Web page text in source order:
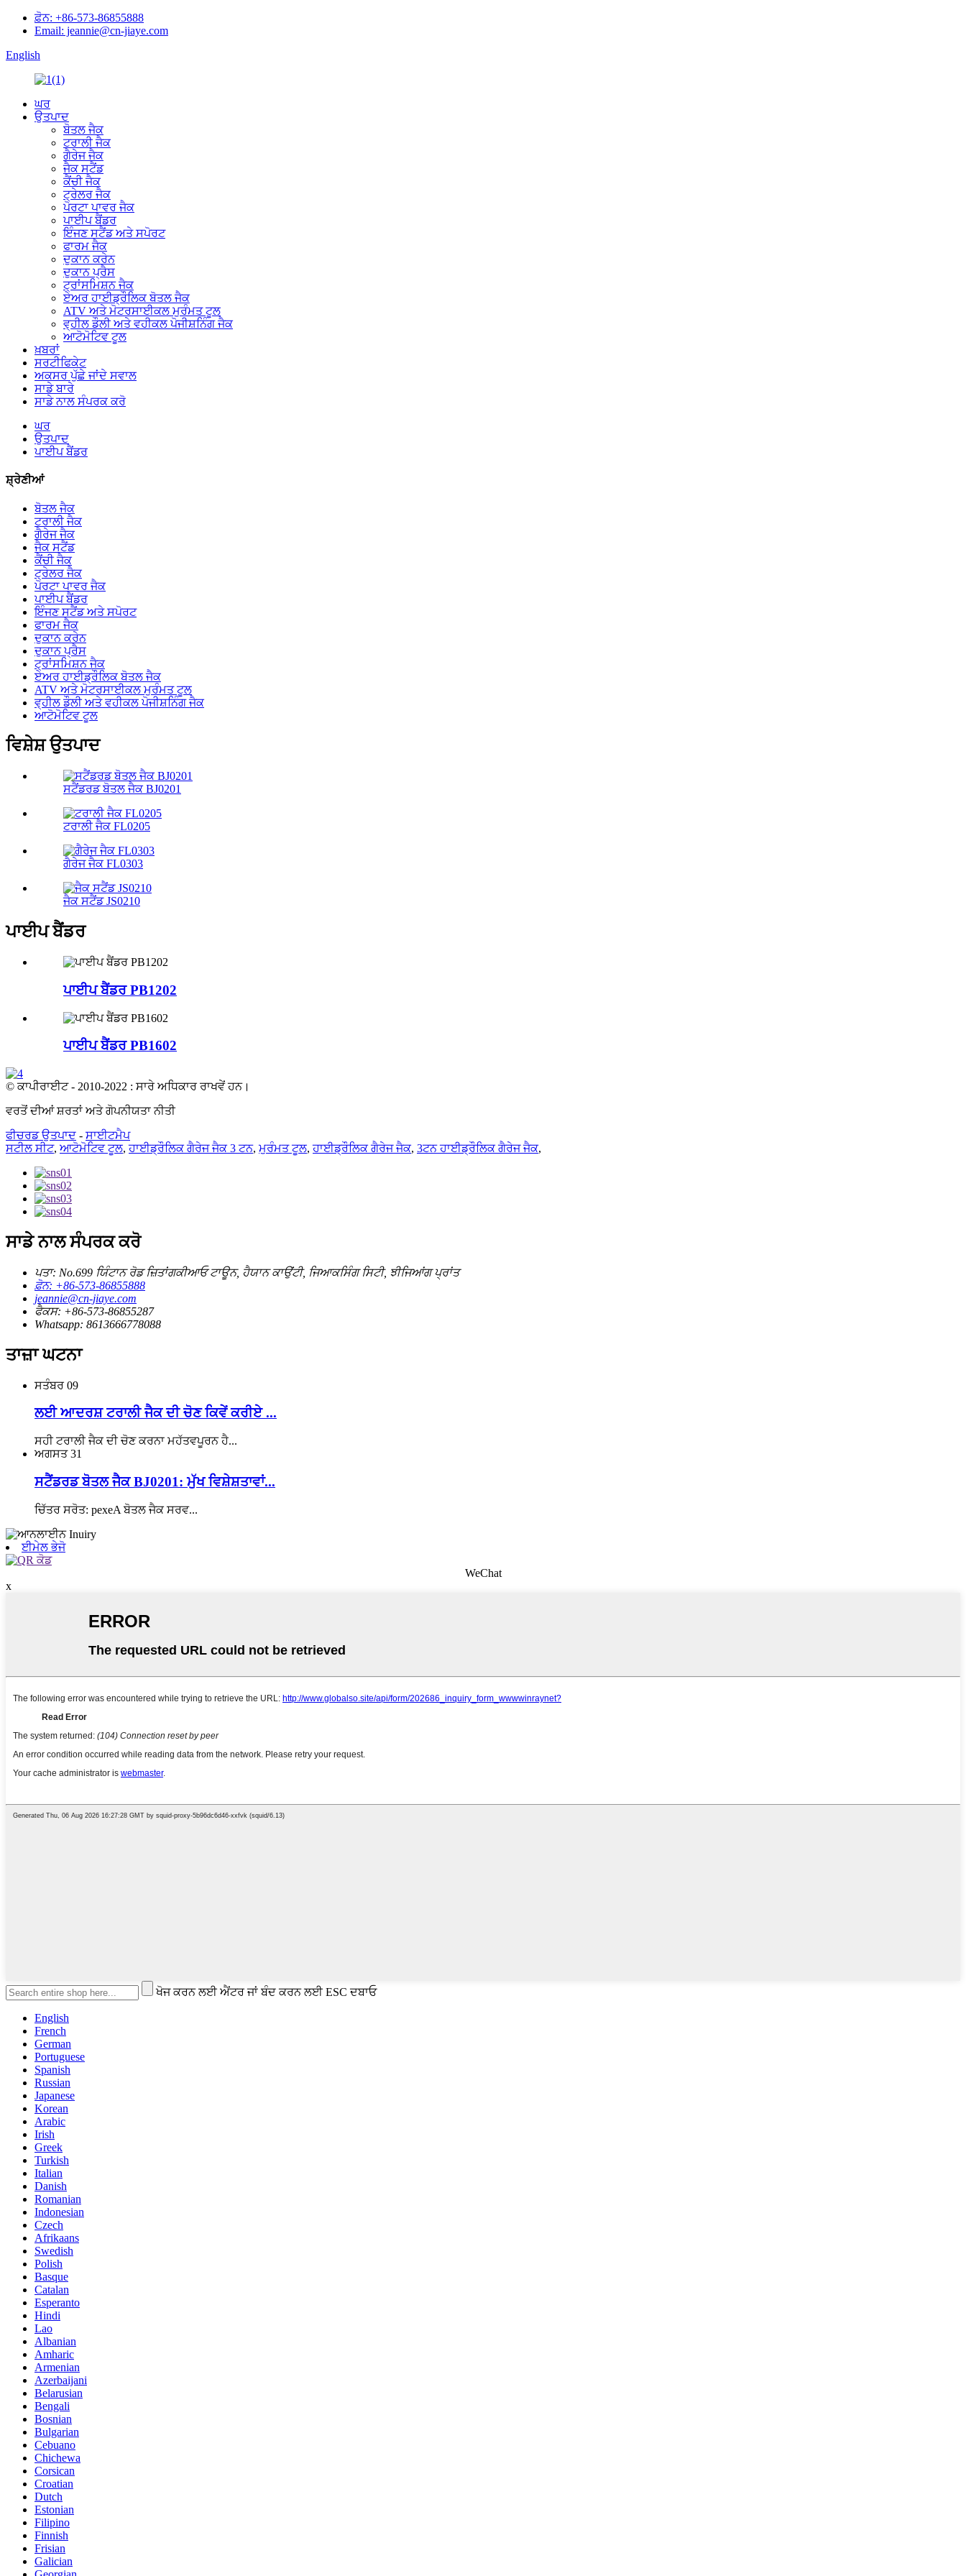
ਫ਼ੋਨ: +86-573-86855888
Email: jeannie@cn-jiaye.com
English
ਘਰ
ਉਤਪਾਦ
ਬੋਤਲ ਜੈਕ
ਟਰਾਲੀ ਜੈਕ
ਗੈਰੇਜ ਜੈਕ
ਜੈਕ ਸਟੈਂਡ
ਕੈਂਚੀ ਜੈਕ
ਟ੍ਰੇਲਰ ਜੈਕ
ਪੋਰਟਾ ਪਾਵਰ ਜੈਕ
ਪਾਈਪ ਬੈਂਡਰ
ਇੰਜਣ ਸਟੈਂਡ ਅਤੇ ਸਪੋਰਟ
ਫਾਰਮ ਜੈਕ
ਦੁਕਾਨ ਕਰੇਨ
ਦੁਕਾਨ ਪ੍ਰੈਸ
ਟ੍ਰਾਂਸਮਿਸ਼ਨ ਜੈਕ
ਏਅਰ ਹਾਈਡ੍ਰੌਲਿਕ ਬੋਤਲ ਜੈਕ
ATV ਅਤੇ ਮੋਟਰਸਾਈਕਲ ਮੁਰੰਮਤ ਟੂਲ
ਵ੍ਹੀਲ ਡੌਲੀ ਅਤੇ ਵਹੀਕਲ ਪੋਜੀਸ਼ਨਿੰਗ ਜੈਕ
ਆਟੋਮੋਟਿਵ ਟੂਲ
ਖ਼ਬਰਾਂ
ਸਰਟੀਫਿਕੇਟ
ਅਕਸਰ ਪੁੱਛੇ ਜਾਂਦੇ ਸਵਾਲ
ਸਾਡੇ ਬਾਰੇ
ਸਾਡੇ ਨਾਲ ਸੰਪਰਕ ਕਰੋ
ਘਰ
ਉਤਪਾਦ
ਪਾਈਪ ਬੈਂਡਰ
ਸ਼੍ਰੇਣੀਆਂ
ਬੋਤਲ ਜੈਕ
ਟਰਾਲੀ ਜੈਕ
ਗੈਰੇਜ ਜੈਕ
ਜੈਕ ਸਟੈਂਡ
ਕੈਂਚੀ ਜੈਕ
ਟ੍ਰੇਲਰ ਜੈਕ
ਪੋਰਟਾ ਪਾਵਰ ਜੈਕ
ਪਾਈਪ ਬੈਂਡਰ
ਇੰਜਣ ਸਟੈਂਡ ਅਤੇ ਸਪੋਰਟ
ਫਾਰਮ ਜੈਕ
ਦੁਕਾਨ ਕਰੇਨ
ਦੁਕਾਨ ਪ੍ਰੈਸ
ਟ੍ਰਾਂਸਮਿਸ਼ਨ ਜੈਕ
ਏਅਰ ਹਾਈਡ੍ਰੌਲਿਕ ਬੋਤਲ ਜੈਕ
ATV ਅਤੇ ਮੋਟਰਸਾਈਕਲ ਮੁਰੰਮਤ ਟੂਲ
ਵ੍ਹੀਲ ਡੌਲੀ ਅਤੇ ਵਹੀਕਲ ਪੋਜੀਸ਼ਨਿੰਗ ਜੈਕ
ਆਟੋਮੋਟਿਵ ਟੂਲ
ਵਿਸ਼ੇਸ਼ ਉਤਪਾਦ
ਸਟੈਂਡਰਡ ਬੋਤਲ ਜੈਕ BJ0201
ਟਰਾਲੀ ਜੈਕ FL0205
ਗੈਰੇਜ ਜੈਕ FL0303
ਜੈਕ ਸਟੈਂਡ JS0210
ਪਾਈਪ ਬੈਂਡਰ
ਪਾਈਪ ਬੈਂਡਰ PB1202
ਪਾਈਪ ਬੈਂਡਰ PB1602
© ਕਾਪੀਰਾਈਟ - 2010-2022 : ਸਾਰੇ ਅਧਿਕਾਰ ਰਾਖਵੇਂ ਹਨ।
ਵਰਤੋਂ ਦੀਆਂ ਸ਼ਰਤਾਂ ਅਤੇ ਗੋਪਨੀਯਤਾ ਨੀਤੀ
ਫੀਚਰਡ ਉਤਪਾਦ - ਸਾਈਟਮੈਪ
ਸਟੀਲ ਸੀਟ, ਆਟੋਮੋਟਿਵ ਟੂਲ,ਹਾਈਡ੍ਰੌਲਿਕ ਗੈਰੇਜ ਜੈਕ 3 ਟਨ, ਮੁਰੰਮਤ ਟੂਲ,ਹਾਈਡ੍ਰੌਲਿਕ ਗੈਰੇਜ ਜੈਕ, 3ਟਨ ਹਾਈਡ੍ਰੌਲਿਕ ਗੈਰੇਜ ਜੈਕ,
ਸਾਡੇ ਨਾਲ ਸੰਪਰਕ ਕਰੋ
ਪਤਾ: No.699 ਯਿੰਟਾਨ ਰੋਡ ਜ਼ਿਤਾਂਗਕੀਆਓ ਟਾਊਨ, ਹੈਯਾਨ ਕਾਉਂਟੀ, ਜਿਆਕਸਿੰਗ ਸਿਟੀ, ਝੀਜਿਆਂਗ ਪ੍ਰਾਂਤ
ਫ਼ੋਨ: +86-573-86855888
jeannie@cn-jiaye.com
ਫੈਕਸ: +86-573-86855287
Whatsapp: 8613666778088
ਤਾਜ਼ਾ ਘਟਨਾ
ਸਤੰਬਰ 09
ਲਈ ਆਦਰਸ਼ ਟਰਾਲੀ ਜੈਕ ਦੀ ਚੋਣ ਕਿਵੇਂ ਕਰੀਏ ...
ਸਹੀ ਟਰਾਲੀ ਜੈਕ ਦੀ ਚੋਣ ਕਰਨਾ ਮਹੱਤਵਪੂਰਨ ਹੈ...
ਅਗਸਤ 31
ਸਟੈਂਡਰਡ ਬੋਤਲ ਜੈਕ BJ0201: ਮੁੱਖ ਵਿਸ਼ੇਸ਼ਤਾਵਾਂ...
ਚਿੱਤਰ ਸਰੋਤ: pexeA ਬੋਤਲ ਜੈਕ ਸਰਵ...
ਈਮੇਲ ਭੇਜੋ
WeChat
x
ਖੋਜ ਕਰਨ ਲਈ ਐਂਟਰ ਜਾਂ ਬੰਦ ਕਰਨ ਲਈ ESC ਦਬਾਓ
English
French
German
Portuguese
Spanish
Russian
Japanese
Korean
Arabic
Irish
Greek
Turkish
Italian
Danish
Romanian
Indonesian
Czech
Afrikaans
Swedish
Polish
Basque
Catalan
Esperanto
Hindi
Lao
Albanian
Amharic
Armenian
Azerbaijani
Belarusian
Bengali
Bosnian
Bulgarian
Cebuano
Chichewa
Corsican
Croatian
Dutch
Estonian
Filipino
Finnish
Frisian
Galician